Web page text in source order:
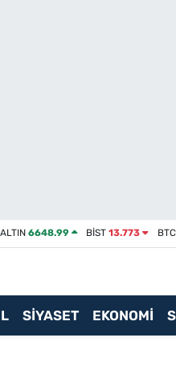
ALTIN 6648.99 BİST13.773 BTC
SİYASET EKONOMİ